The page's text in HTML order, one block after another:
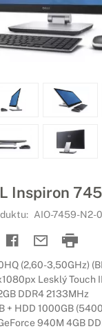
Inspiron
AIO-7459-N2-
(2,60-3,50GHz)
Lesklý Touch
DDR4 2133MHz
+ HDD 1000GB
940M 4GB